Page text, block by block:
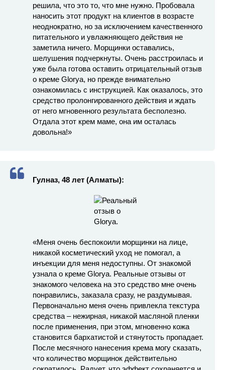
решила, что это то, что мне нужно. Пробовала
наносить этот продукт на клиентов в возрасте
неоднократно, но за исключением качественного
питательного и увлажняющего действия не
заметила ничего. Морщинки оставались,
шелушения подчеркнуты. Очень расстроилась и
уже была готова оставить отрицательный отзыв
о креме Glorya, но прежде внимательно
ознакомилась с инструкцией. Как оказалось, это
средство пролонгированного действия и ждать
от него мгновенного результата бесполезно.
Отдала этот крем маме, она им осталась
довольна!»
Гулназ, 48 лет (Алматы):
«Меня очень беспокоили морщинки на лице,
никакой косметический уход не помогал, а
инъекции для меня недоступны. От знакомой
узнала о креме Glorya. Реальные отзывы от
знакомого человека на это средство мне очень
понравились, заказала сразу, не раздумывая.
Первоначально меня очень привлекла текстура
средства – нежирная, никакой масляной пленки
после применения, при этом, мгновенно кожа
становится бархатистой и стянутость пропадает.
После месячного нанесения крема могу сказать,
что количество морщинок действительно